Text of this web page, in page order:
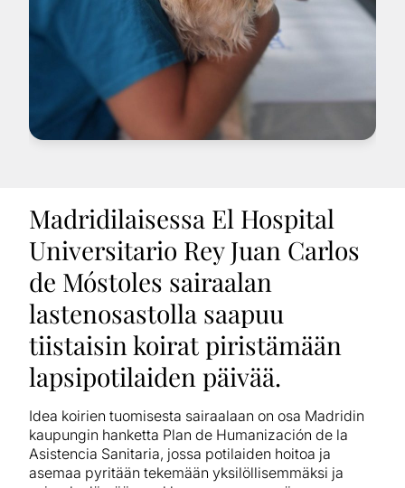
Madridilaisessa El Hospital
Universitario Rey Juan Carlos
de Móstoles sairaalan
lastenosastolla saapuu
tiistaisin koirat piristämään
lapsipotilaiden päivää.
Idea koirien tuomisesta sairaalaan on osa Madridin
kaupungin hanketta Plan de Humanización de la
Asistencia Sanitaria​,​ jossa potilaiden hoitoa ja
asemaa pyritään tekemään yksilöllisemmäksi ja